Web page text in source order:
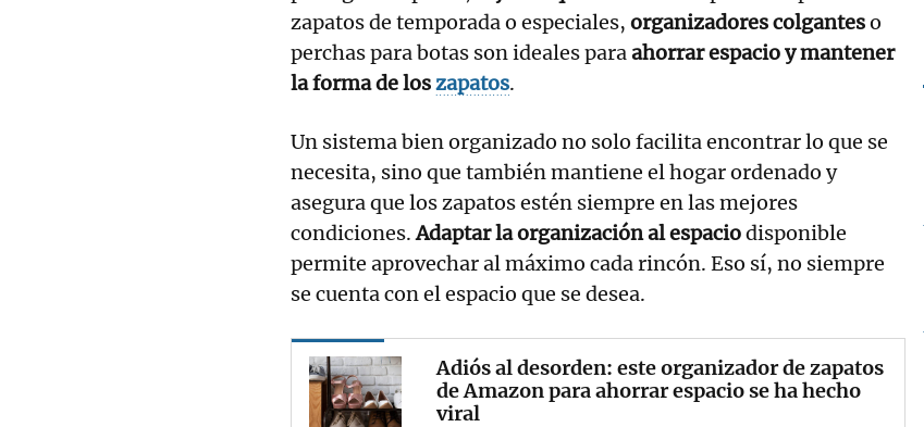
zapatos de temporada o especiales, organizadores colganteso
perchas para botas son ideales paraahorrar espacio y mantener
la forma de loszapatos.
Un sistema bien organizado no solo facilita encontrar lo que se
necesita, sino que también mantiene el hogar ordenado y
asegura que los zapatos estén siempre en las mejores
condiciones.Adaptar la organización al espaciodisponible
permite aprovechar al máximo cada rincón. Eso sí, no siempre
se cuenta con el espacio que se desea.
Adiós al desorden: este organizador de zapatos
de Amazon para ahorrar espacio se ha hecho
viral